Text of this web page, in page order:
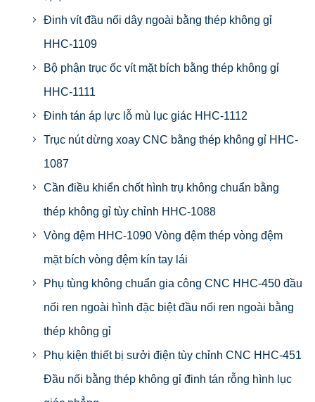
Đinh vít đầu nối dây ngoài bằng thép không gỉ
HHC-1109
Bộ phận trục ốc vít mặt bích bằng thép không gỉ
HHC-1111
Đinh tán áp lực lỗ mù lục giác HHC-1112
Trục nút dừng xoay CNC bằng thép không gỉ HHC-
1087
Cần điều khiển chốt hình trụ không chuẩn bằng
thép không gỉ tùy chỉnh HHC-1088
Vòng đệm HHC-1090 Vòng đệm thép vòng đệm
mặt bích vòng đệm kín tay lái
Phụ tùng không chuẩn gia công CNC HHC-450 đầu
nối ren ngoài hình đặc biệt đầu nối ren ngoài bằng
thép không gỉ
Phụ kiện thiết bị sưởi điện tùy chỉnh CNC HHC-451
Đầu nối bằng thép không gỉ đinh tán rỗng hình lục